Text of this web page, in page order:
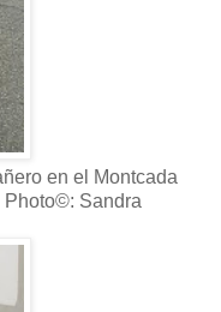
en el Montcada
Photo©: Sandra